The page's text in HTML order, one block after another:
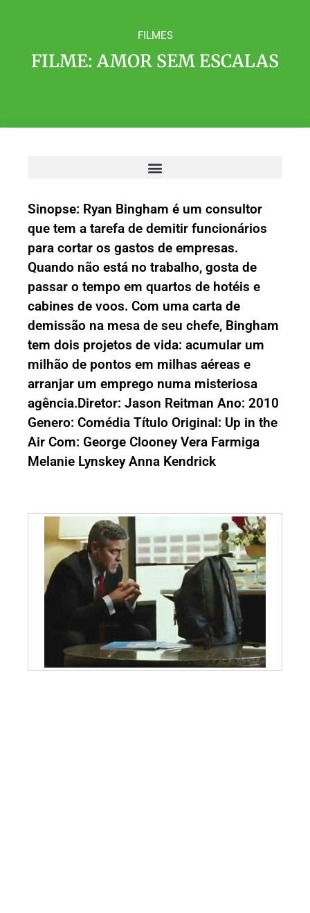
FILMES
FILME: AMOR SEM ESCALAS
Sinopse: Ryan Bingham é um consultor
que tem a tarefa de demitir funcionários
para cortar os gastos de empresas.
Quando não está no trabalho, gosta de
passar o tempo em quartos de hotéis e
cabines de voos. Com uma carta de
demissão na mesa de seu chefe, Bingham
tem dois projetos de vida: acumular um
milhão de pontos em milhas aéreas e
arranjar um emprego numa misteriosa
agência.Diretor: Jason Reitman Ano: 2010
Genero: Comédia Título Original: Up in the
Air Com: George Clooney Vera Farmiga
Melanie Lynskey Anna Kendrick